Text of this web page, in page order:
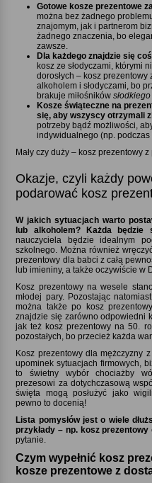
Gotowe kosze prezentowe
można bez żadnego
znajomym, jak i partnerom
żadnego znaczenia, bo
zawsze.
Dla każdego znajdzie się
kosz ze słodyczami, którymi
dorosłych – kosz
alkoholem i słodyczami, bo
brakuje miłośników
Kosze świąteczne na
się, aby wszyscy otrzymali
potrzeby bądź możliwości,
indywidualnego (np.
Mały czy duży – kosz prezentowy
Okazje, czyli każdy
podarować kosz
W jakich sytuacjach warto
lub alkoholem? Każda będzie
nauczyciela będzie idealnym
szkolnego. Można również
prezentowy dla babci z całą
lub imieniny, a także oczywiście w
Kosz prezentowy na wesele
młodej pary. Pozostając
można także po kosz
znajdzie się zarówno odpowiedni
jak też kosz prezentowy na 50.
pozostałych, bo przecież każda
Kosz prezentowy dla mężczyzny
upominek sytuacjach firmowych,
to świetny wybór chociażby
prezesowi za dotychczasową
święta mogą posłużyć jako
pewno to docenią!
Lista pomysłów jest o wiele
przykłady – np. kosz prezentowy
pytanie.
Czym wypełnić kosz
kosze prezentowe z